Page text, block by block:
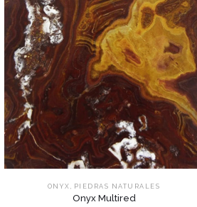
ONYX , PIEDRAS NATURALES
Onyx Multired